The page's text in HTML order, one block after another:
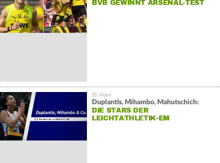
BVB GEWINNT ARSENAL-TEST
Duplantis, Mihambo, Mahutschich:
DIE STARS DER
LEICHTATHLETIK-EM